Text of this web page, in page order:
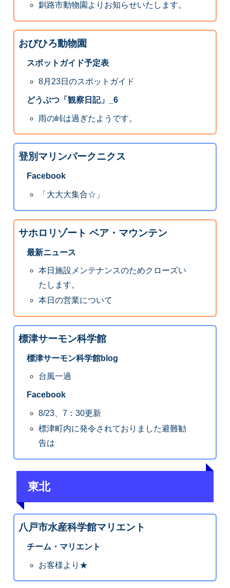
釧路市動物園よりお知らせいたします。
おびひろ動物園
スポットガイド予定表
8月23日のスポットガイド
どうぶつ「観察日記」_6
雨の峠は過ぎたようです。
登別マリンパークニクス
Facebook
「大大大集合☆」
サホロリゾート ベア・マウンテン
最新ニュース
本日施設メンテナンスのためクローズい
たします。
本日の営業について
標津サーモン科学館
標津サーモン科学館blog
台風一過
Facebook
8/23、7：30更新
標津町内に発令されておりました避難勧
告は
東北
八戸市水産科学館マリエント
チーム・マリエント
お客様より★